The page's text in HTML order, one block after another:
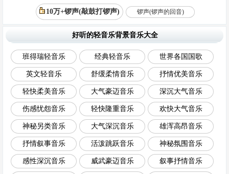
10万+锣声(敲鼓打锣声) 锣声(锣声的回音)
好听的轻音乐背景音乐大全
班得瑞轻音乐 经典轻音乐 世界各国国歌
英文轻音乐 舒缓柔情音乐 抒情优美音乐
轻快柔美音乐 大气豪迈音乐 深沉大气音乐
伤感忧怨音乐 轻快隆重音乐 欢快大气音乐
神秘另类音乐 大气深沉音乐 雄浑高昂音乐
抒情叙事音乐 活泼跳跃音乐 神秘氛围音乐
感性深沉音乐 威武豪迈音乐 叙事抒情音乐